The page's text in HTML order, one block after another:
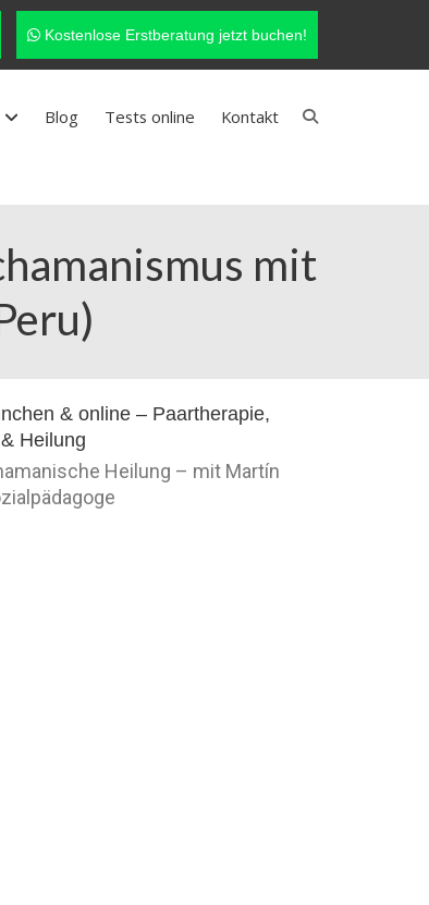
Kostenlose Erstberatung jetzt buchen!
Blog Tests online Kontakt
mit
Heilung – mit Martín